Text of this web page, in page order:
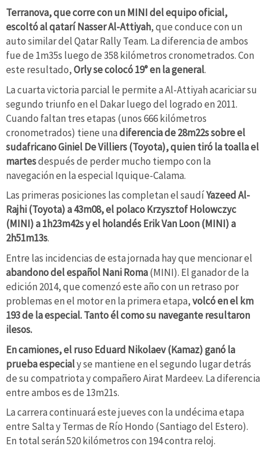
Terranova, que corre con un MINI del equipo oficial,
escoltó al qatarí Nasser Al-Attiyah, que conduce con un
auto similar del Qatar Rally Team. La diferencia de ambos
fue de 1m35s luego de 358 kilómetros cronometrados. Con
este resultado,Orly se colocó 19° en la general.
La cuarta victoria parcial le permite a Al-Attiyah acariciar su
segundo triunfo en el Dakar luego del logrado en 2011.
Cuando faltan tres etapas (unos 666 kilómetros
cronometrados) tiene unadiferencia de 28m22s sobre el
sudafricano Giniel De Villiers (Toyota), quien tiró la toalla el
martesdespués de perder mucho tiempo con la
navegación en la especial Iquique-Calama.
Las primeras posiciones las completan el saudíYazeed Al-
Rajhi (Toyota) a 43m08, el polaco Krzysztof Holowczyc
(MINI) a 1h23m42s y el holandés Erik Van Loon (MINI) a
2h51m13s.
Entre las incidencias de esta jornada hay que mencionar el
abandono del español Nani Roma(MINI). El ganador de la
edición 2014, que comenzó este año con un retraso por
problemas en el motor en la primera etapa,volcó en el km
193 de la especial. Tanto él como su navegante resultaron
ilesos.
En camiones, el ruso Eduard Nikolaev (Kamaz) ganó la
prueba especialy se mantiene en el segundo lugar detrás
de su compatriota y compañero Airat Mardeev. La diferencia
entre ambos es de 13m21s.
La carrera continuará este jueves con la undécima etapa
entre Salta y Termas de Río Hondo (Santiago del Estero).
En total serán 520 kilómetros con 194 contra reloj.